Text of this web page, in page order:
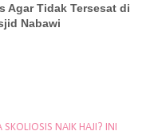
Agar Tidak Tersesat di
Nabawi
SKOLIOSIS NAIK HAJI? INI